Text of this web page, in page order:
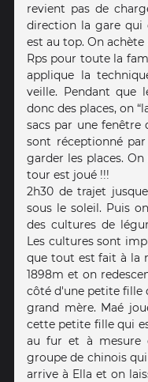
revient pas de
direction la gare qui
est au top. On
Rps pour toute la
applique la
veille. Pendant que
donc des places, on
sacs par une fenêtre
sont réceptionné
garder les places.
tour est joué !!!
2h30 de trajet
sous le soleil. Puis
des cultures de
Les cultures sont
que tout est fait à la
1898m et on
côté d'une petite fille
grand mère. Maé
cette petite fille qui
au fur et à mesure
groupe de chinois qui
arrive à Ella et on